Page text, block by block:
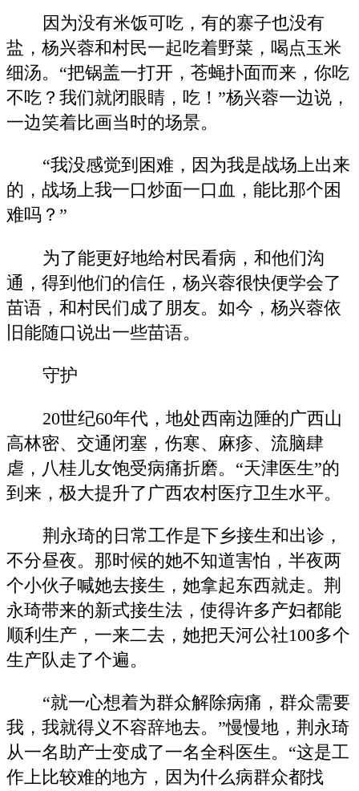
因为没有米饭可吃，有的寨子也没有
盐，杨兴蓉和村民一起吃着野菜，喝点玉米
细汤。“把锅盖一打开，苍蝇扑面而来，你吃
不吃？我们就闭眼睛，吃！”杨兴蓉一边说，
一边笑着比画当时的场景。
“我没感觉到困难，因为我是战场上出来
的，战场上我一口炒面一口血，能比那个困
难吗？”
为了能更好地给村民看病，和他们沟
通，得到他们的信任，杨兴蓉很快便学会了
苗语，和村民们成了朋友。如今，杨兴蓉依
旧能随口说出一些苗语。
守护
20世纪60年代，地处西南边陲的广西山
高林密、交通闭塞，伤寒、麻疹、流脑肆
虐，八桂儿女饱受病痛折磨。“天津医生”的
到来，极大提升了广西农村医疗卫生水平。
荆永琦的日常工作是下乡接生和出诊，
不分昼夜。那时候的她不知道害怕，半夜两
个小伙子喊她去接生，她拿起东西就走。荆
永琦带来的新式接生法，使得许多产妇都能
顺利生产，一来二去，她把天河公社100多个
生产队走了个遍。
“就一心想着为群众解除病痛，群众需要
我，我就得义不容辞地去。”慢慢地，荆永琦
从一名助产士变成了一名全科医生。“这是工
作上比较难的地方，因为什么病群众都找